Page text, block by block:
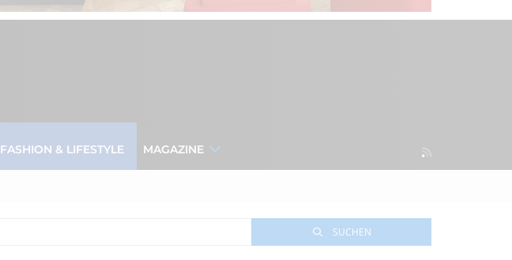
FASHION & LIFESTYLE MAGAZINE
SUCHEN